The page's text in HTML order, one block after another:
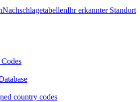
NachschlagetabellenIhr erkannter Standort
country codes